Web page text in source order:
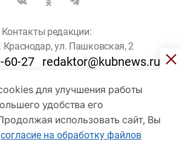
для улучшения работы
удобства его
использовать сайт, Вы
согласие на обработку файлов
Контакты редакции:
Краснодар, ул. Пашковская, 2
60-27 redaktor@kubnews.ru
пользователей старше 16 лет
Кубанские Новости, 2017
зарегистрировано Федеральной